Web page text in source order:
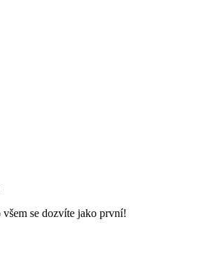
se dozvíte jako první!